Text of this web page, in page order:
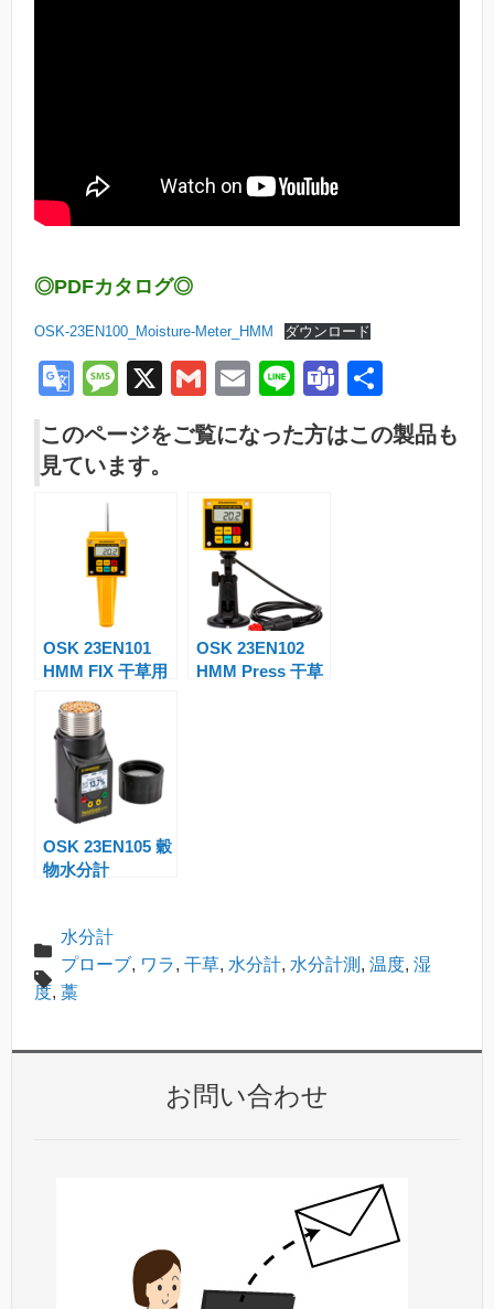
◎PDFカタログ◎
OSK-23EN100_Moisture-Meter_HMM ダウンロード
G
o
gl
Tr
a
sl
at
e
M
ss
a
e
X
G
m
ail
E
ail
Li
n
e
T
a
有
このページをご覧になった方はこの製品も
見ています。
OSK 23EN101
HMM FIX 干草用
OSK 23EN102
HMM Press 干草
OSK 23EN105 穀
物水分計
水分計
プローブ, ワラ, 干草, 水分計, 水分計測 , 温度, 湿
度, 藁
お問い合わせ